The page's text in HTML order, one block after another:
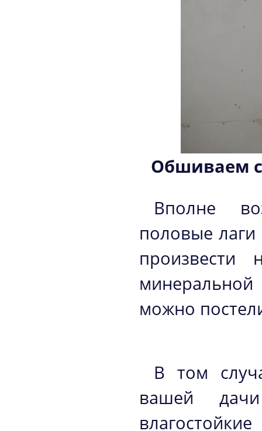
Обшиваем
Вполне
половые лаги
произвести
можно
В том
вашей